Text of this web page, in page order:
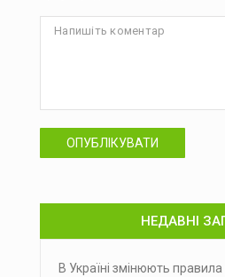
ОПУБЛІКУВАТИ
НЕДАВНІ
В Україні змінюють правила